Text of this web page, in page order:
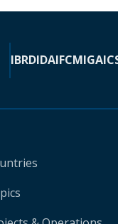
IBRDIDAIFCMIGA